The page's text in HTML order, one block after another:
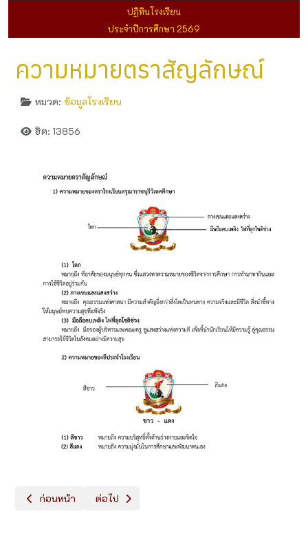
ปฏิทินโรงเรียน
ประจำปีการศึกษา 2569
ความหมายตราสัญลักษณ์
หมวด: ข้อมูลโรงเรียน
ฮิต: 13856
เนื้อหาก่อนหน้า: โครงสร้างการบริหารจัดการ
ก่อนหน้า เนื้อหาถัดไป: ภาระงานของโรงเรียน
ต่อไป